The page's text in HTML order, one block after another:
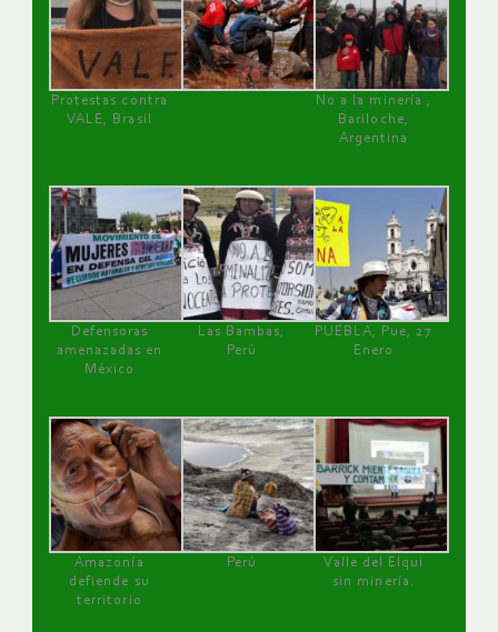
Protestas contra
VALE, Brasil
No a la minería ,
Bariloche,
Argentina
Defensoras
amenazadas en
México
Las Bambas,
Perú
PUEBLA, Pue, 27
Enero
Amazonía
defiende su
territorio
Perú
Valle del Elqui
sin minería.